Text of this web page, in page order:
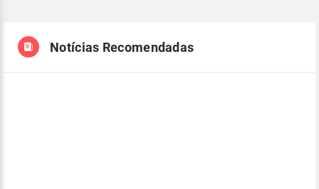
Notícias Recomendadas